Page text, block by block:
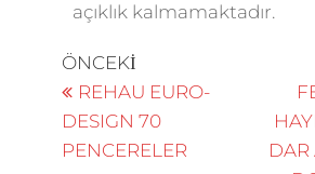
açıklık kalmamaktadır.
ÖNCEKI
REHAU EURO-
DESIGN 70
PENCERELER
DAR